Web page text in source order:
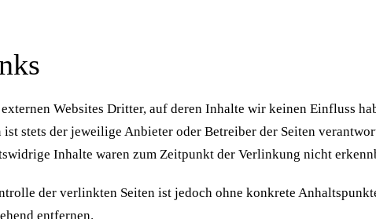
Websites Dritter, auf deren Inhalte wir keinen Einfluss
stets der jeweilige Anbieter oder Betreiber der Seiten
Inhalte waren zum Zeitpunkt der Verlinkung nicht
der verlinkten Seiten ist jedoch ohne konkrete
entfernen.